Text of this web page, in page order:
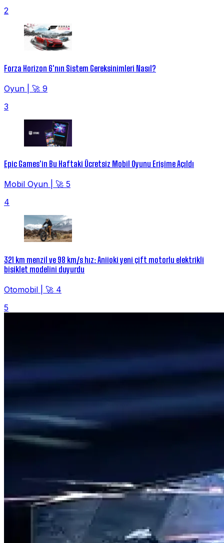
2
Forza Horizon 6'nın Sistem Gereksinimleri Nasıl?
Oyun
🚀 9
3
Epic Games'in Bu Haftaki Ücretsiz Mobil Oyunu Erişime Açıldı
Mobil Oyun
🚀 5
4
321 km menzil ve 98 km/s hız: Aniioki yeni çift motorlu elektrikli
bisiklet modelini duyurdu
Otomobil
🚀 4
5